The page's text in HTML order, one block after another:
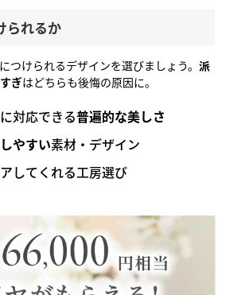
られるか
つけられるデザインを選びましょう。派
ぎはどちらも後悔の原因に。
対応できる普遍的な美しさ
やすい素材・デザイン
してくれる工房選び